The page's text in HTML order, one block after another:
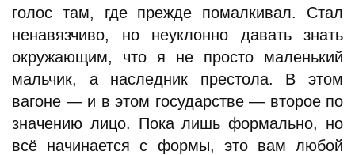
голос там, где прежде помалкивал. Стал
ненавязчиво, но неуклонно давать знать
окружающим, что я не просто маленький
мальчик, а наследник престола. В этом
вагоне — и в этом государстве — второе по
значению лицо. Пока лишь формально, но
всё начинается с формы, это вам любой